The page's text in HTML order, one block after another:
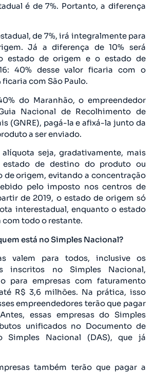
é de 7%. Portanto, a diferença
de 7%, irá integralmente para
Já a diferença de 10% será
estado de origem e o estado de
40% desse valor ficaria com o
ficaria com São Paulo.
do Maranhão, o empreendedor
Nacional de Recolhimento de
(GNRE), pagá-la e afixá-la junto da
a ser enviado.
seja, gradativamente, mais
estado de destino do produto ou
de origem, evitando a concentração
pelo imposto nos centros de
de 2019, o estado de origem só
interestadual, enquanto o estado
todo o restante.
está no Simples Nacional?
valem para todos, inclusive os
inscritos no Simples Nacional,
para empresas com faturamento
R$ 3,6 milhões. Na prática, isso
empreendedores terão que pagar
essas empresas do Simples
unificados no Documento de
Simples Nacional (DAS), que já
também terão que pagar a